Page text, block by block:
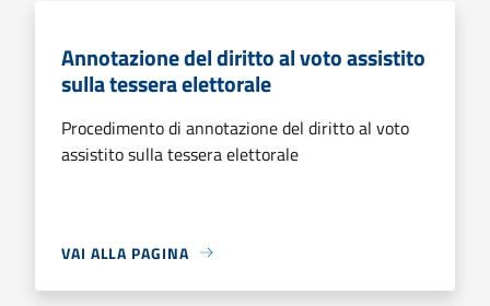
Annotazione del diritto al voto assistito
sulla tessera elettorale
Procedimento di annotazione del diritto al voto
assistito sulla tessera elettorale
VAI ALLA PAGINA